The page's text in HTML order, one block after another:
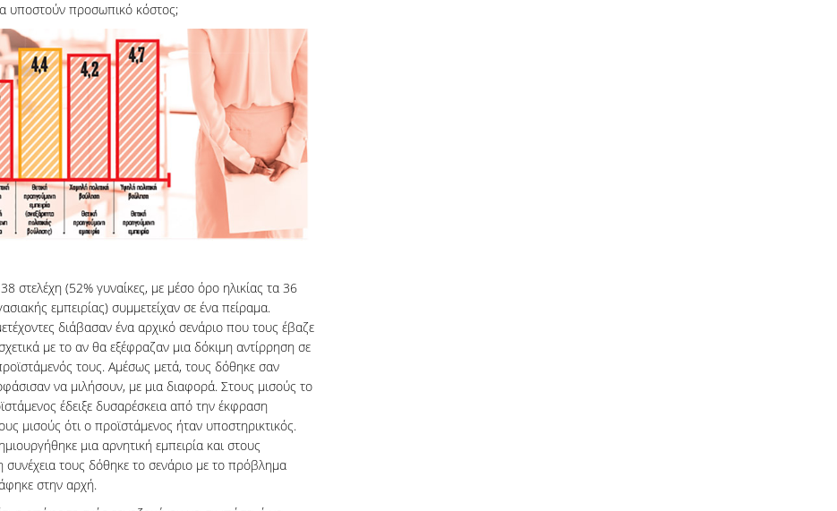
υποστούν προσωπικό κόστος;
στελέχη (52% γυναίκες, με μέσο όρο ηλικίας τα 36
εμπειρίας) συμμετείχαν σε ένα πείραμα.
διάβασαν ένα αρχικό σενάριο που τους έβαζε
με το αν θα εξέφραζαν μια δόκιμη αντίρρηση σε
τους. Αμέσως μετά, τους δόθηκε σαν
να μιλήσουν, με μια διαφορά. Στους μισούς το
έδειξε δυσαρέσκεια από την έκφραση
μισούς ότι ο προϊστάμενος ήταν υποστηρικτικός.
μια αρνητική εμπειρία και στους
συνέχεια τους δόθηκε το σενάριο με το πρόβλημα
στην αρχή.